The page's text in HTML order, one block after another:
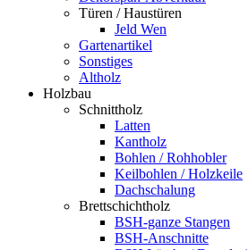
Türen / Haustüren
Jeld Wen
Gartenartikel
Sonstiges
Altholz
Holzbau
Schnittholz
Latten
Kantholz
Bohlen / Rohhobler
Keilbohlen / Holzkeile
Dachschalung
Brettschichtholz
BSH-ganze Stangen
BSH-Anschnitte